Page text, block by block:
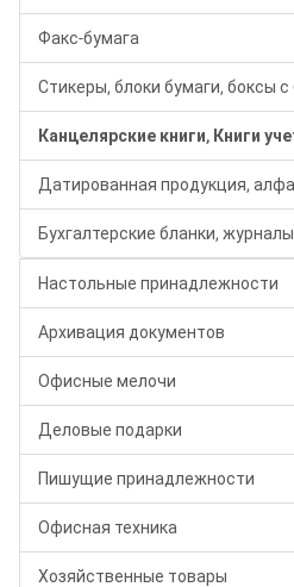
Факс-бумага
Стикеры, блоки бумаги, боксы с
Канцелярские книги, Книги
Датированная продукция,
Бухгалтерские бланки,
Настольные принадлежности
Архивация документов
Офисные мелочи
Деловые подарки
Пишущие принадлежности
Офисная техника
Хозяйственные товары